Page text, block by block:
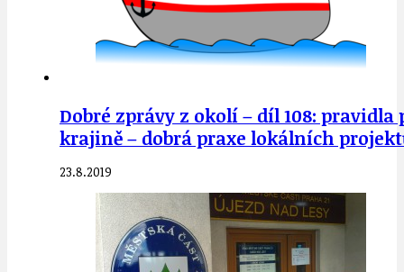
Dobré zprávy z okolí – díl 108:
krajině – dobrá praxe lokálních
23.8.2019